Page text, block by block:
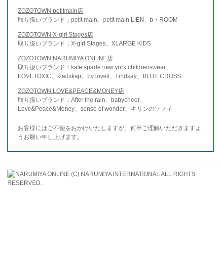
ZOZOTOWN petitmain店
取り扱いブランド：petit main、petit main LIEN、b・ROOM
ZOZOTOWN X-girl Stages店
取り扱いブランド：X-girl Stages、XLARGE KIDS
ZOZOTOWN NARUMIYA ONLINE店
取り扱いブランド：kate spade new york childrenswear、
LOVETOXIC、kladskap、by loveit、Lindsay、BLUE CROSS
ZOZOTOWN LOVE&PEACE&MONEY店
取り扱いブランド：After the rain、babycheer、
Love&Peace&Money、sense of wonder、キリンのソフィ
お客様にはご不便をおかけいたしますが、何卒ご理解いただきますよ
うお願い申し上げます。